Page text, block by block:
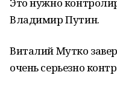
Владимир Путин.
Виталий Мутко
очень серьезно